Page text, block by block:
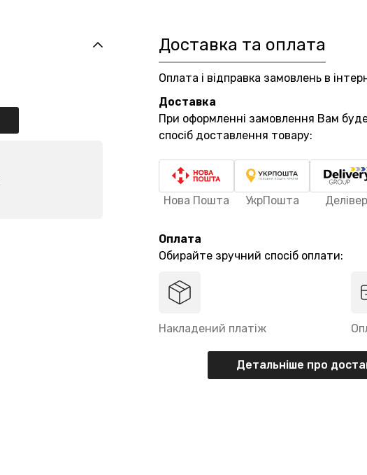
Доставка та оплата
Оплата і відправка замовлень в
Доставка
При оформленні замовлення Вам
спосіб доставлення товару:
Нова Пошта УкрПошта
Оплата
Обирайте зручний спосіб оплати:
Накладений платіж
Детальніше про